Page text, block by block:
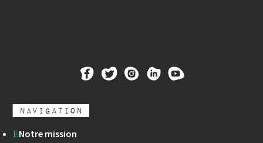
Navigation
ENotre mission